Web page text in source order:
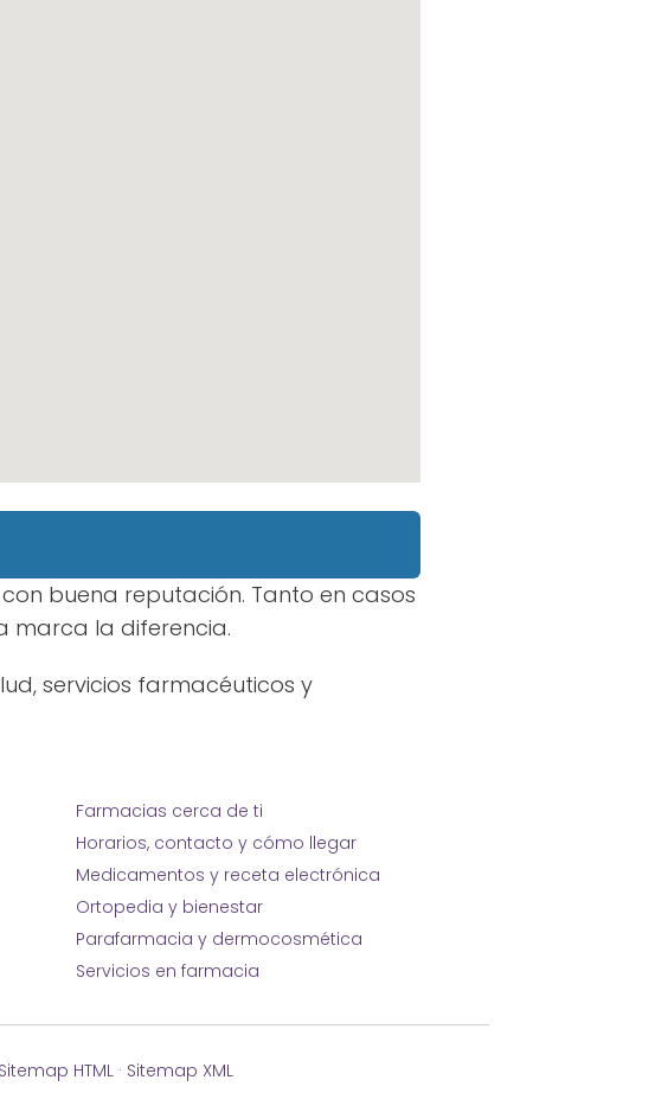
buena reputación. Tanto en casos
marca la diferencia.
servicios farmacéuticos y
Farmacias cerca de ti
Horarios, contacto y cómo llegar
Medicamentos y receta electrónica
Ortopedia y bienestar
Parafarmacia y dermocosmética
Servicios en farmacia
Sitemap HTML· Sitemap XML